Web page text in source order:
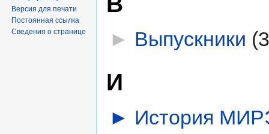
► Выпускники
И
► История
Версия для печати
Постоянная ссылка
Сведения о странице